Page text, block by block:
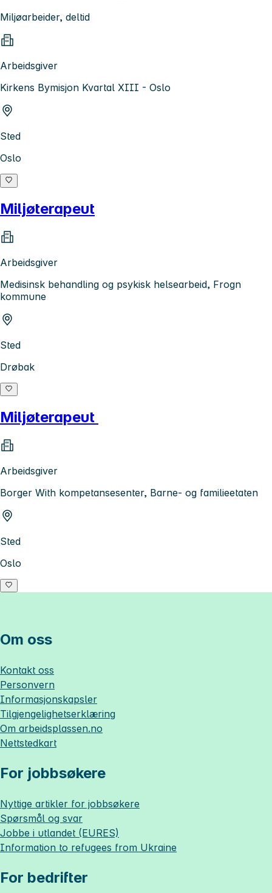
Miljøarbeider, deltid
Arbeidsgiver
Kirkens Bymisjon Kvartal XIII - Oslo
Sted
Oslo
Miljøterapeut
Arbeidsgiver
Medisinsk behandling og psykisk helsearbeid, Frogn
kommune
Sted
Drøbak
Miljøterapeut
Arbeidsgiver
Borger With kompetansesenter, Barne- og familieetaten
Sted
Oslo
Om oss
Kontakt oss
Personvern
Informasjonskapsler
Tilgjengelighetserklæring
Om arbeidsplassen.no
Nettstedkart
For jobbsøkere
Nyttige artikler for jobbsøkere
Spørsmål og svar
Jobbe i utlandet (EURES)
Information to refugees from Ukraine
For bedrifter